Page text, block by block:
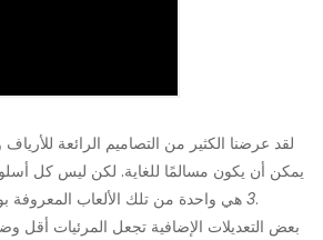
لقد عرضنا الكثير من التصاميم الرائعة للأرياف
يمكن أن يكون مسالمًا للغاية. لكن ليس كل
3هي واحدة من تلك الألعاب المعروفة بواقعيتها في محاكاة القتال.
بعض التعديلات الإضافية تجعل المرئيات أقل